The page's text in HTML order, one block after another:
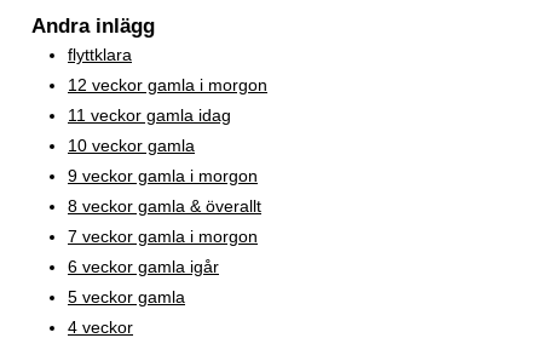
Andra inlägg
flyttklara
12 veckor gamla i morgon
11 veckor gamla idag
10 veckor gamla
9 veckor gamla i morgon
8 veckor gamla & överallt
7 veckor gamla i morgon
6 veckor gamla igår
5 veckor gamla
4 veckor